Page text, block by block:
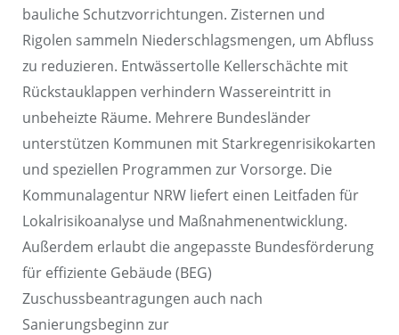
bauliche Schutzvorrichtungen. Zisternen und
Rigolen sammeln Niederschlagsmengen, um Abfluss
zu reduzieren. Entwässertolle Kellerschächte mit
Rückstauklappen verhindern Wassereintritt in
unbeheizte Räume. Mehrere Bundesländer
unterstützen Kommunen mit Starkregenrisikokarten
und speziellen Programmen zur Vorsorge. Die
Kommunalagentur NRW liefert einen Leitfaden für
Lokalrisikoanalyse und Maßnahmenentwicklung.
Außerdem erlaubt die angepasste Bundesförderung
für effiziente Gebäude (BEG)
Zuschussbeantragungen auch nach
Sanierungsbeginn zur